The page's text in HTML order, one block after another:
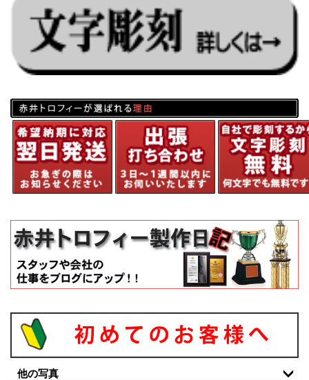
他の写真